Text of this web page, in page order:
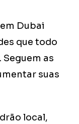
Dubai
que todo
as
suas
local,